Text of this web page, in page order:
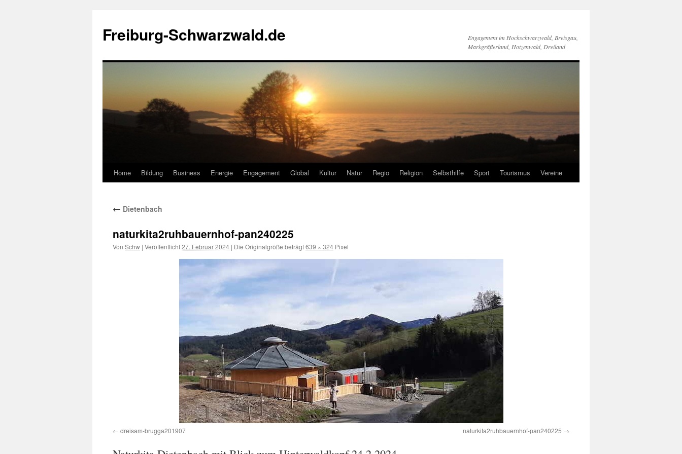
springen
Freiburg-Schwarzwald.de
Engagement im Hochschwarzwald, Breisgau,
Markgräflerland, Hotzenwald, Dreiland
Home Bildung Business Energie Engagement Global Kultur Natur Regio Religion Selbsthilfe Sport Tourismus Vereine
← Dietenbach
naturkita2ruhbauernhof-pan240225
Von Schw | Veröffentlicht27. Februar 2024 | Die Originalgröße beträgt639 × 324 Pixel
dreisam-brugga201907 naturkita2ruhbauernhof-pan240225